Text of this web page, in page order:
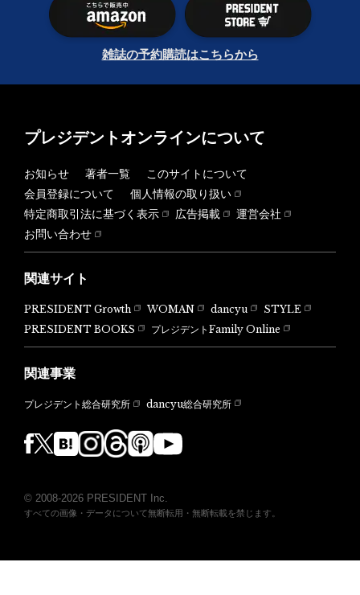
雑誌の予約購読はこちらから
プレジデントオンラインについて
お知らせ 著者一覧
このサイトについて
会員登録について
個人情報の取り扱い
特定商取引法に基づく表示
広告掲載
運営会社
お問い合わせ
関連サイト
PRESIDENT Growth WOMAN dancyu
STYLE
PRESIDENT BOOKS
プレジデントFamily Online
関連事業
プレジデント総合研究所 dancyu総合研究所
© 2008-2026 PRESIDENT Inc.
すべての画像・データについて無断転用・無断転載を禁じます。